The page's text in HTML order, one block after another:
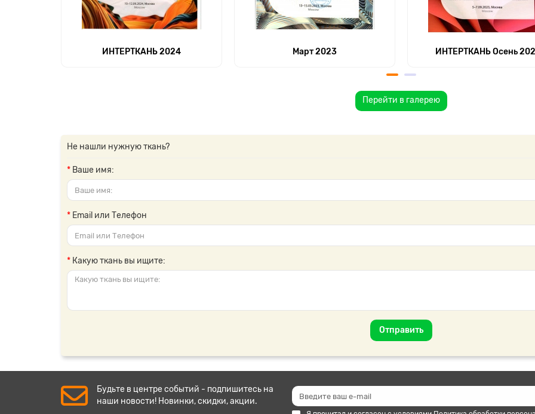
ИНТЕРТКАНЬ 2024 Март 2023 ИНТЕРТКАНЬ Осень
Перейти в галерею
Не нашли нужную ткань?
Ваше имя:
Email или Телефон
Какую ткань вы ищите:
Отправить
Будьте в центре событий - подпишитесь на
наши новости! Новинки, скидки, акции.